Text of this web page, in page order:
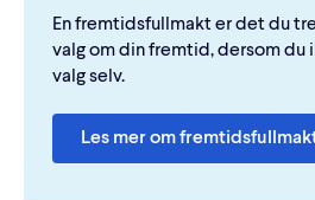
En fremtidsfullmakt er det du
valg om din fremtid, dersom du
valg selv.
Les mer om